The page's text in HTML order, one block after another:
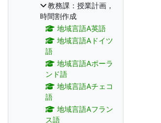
教務課：授業計画，
時間割作成
地域言語A英語
地域言語Aドイツ
語
地域言語Aポーラ
ンド語
地域言語Aチェコ
語
地域言語Aフラン
ス語